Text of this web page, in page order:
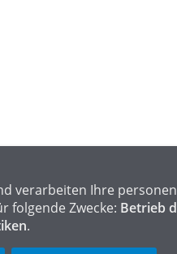
verarbeiten Ihre
folgende Zwecke: Betrieb
.